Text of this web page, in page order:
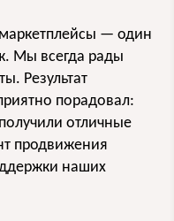
— один
Мы всегда рады
Результат
порадовал:
отличные
продвижения
наших